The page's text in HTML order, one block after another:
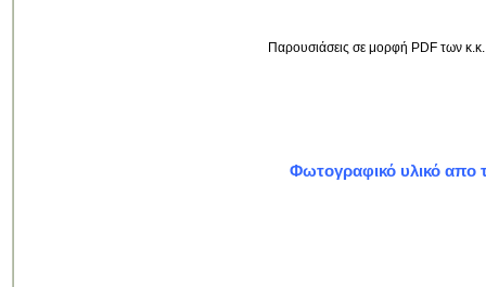
Παρουσιάσεις σε μορφή PDF των κ.κ.
Φωτογραφικό υλικό απο